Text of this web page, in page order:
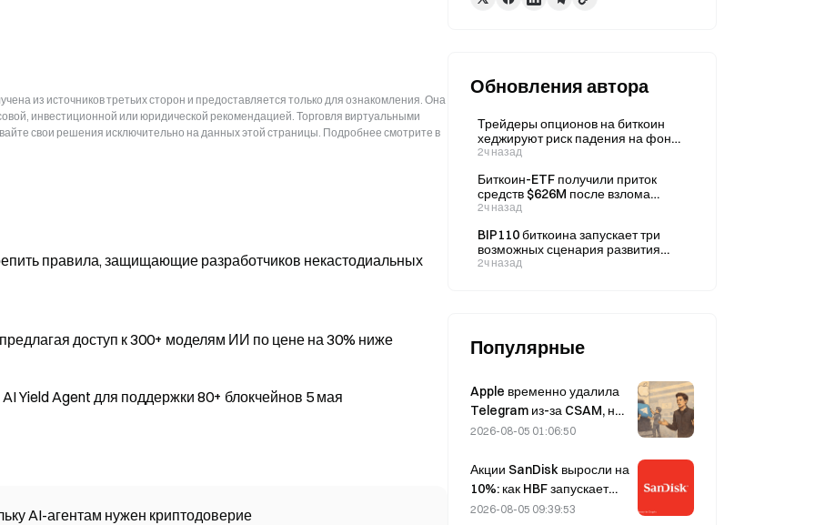
из источников третьих сторон и предоставляется только для ознакомления. Она
инвестиционной или юридической рекомендацией. Торговля виртуальными
свои решения исключительно на данных этой страницы. Подробнее смотрите в
правила, защищающие разработчиков некастодиальных
доступ к 300+ моделям ИИ по цене на 30% ниже
Yield Agent для поддержки 80+ блокчейнов 5 мая
AI-агентам нужен криптодоверие
Обновления автора
Трейдеры опционов на биткоин
хеджируют риск падения на фоне
роста доли пут-опционов в общем
2ч назад
Биткоин-ETF получили приток
средств $626M после взлома
$130M Coldcard
2ч назад
BIP110 биткоина запускает три
возможных сценария развития
сети, начиная с блока 961 632
2ч назад
Популярные
Apple временно удалила
Telegram из-за CSAM, но
Дуров это опроверг,
подвергся «атаке на
безопасность».
2026-08-05 01:06:50
Акции SanDisk выросли на
10%: как HBF запускает
новый цикл развития ИИ-
2026-08-05 09:39:53